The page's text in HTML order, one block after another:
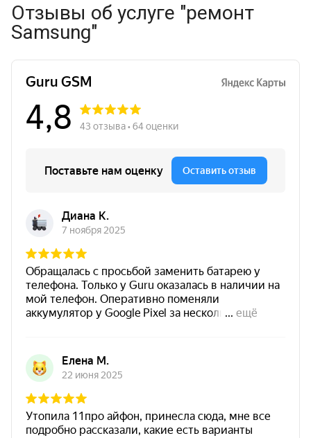
Отзывы об услуге "ремонт
Samsung"